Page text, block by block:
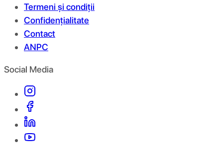
Termeni și condiții
Confidențialitate
Contact
ANPC
Social Media